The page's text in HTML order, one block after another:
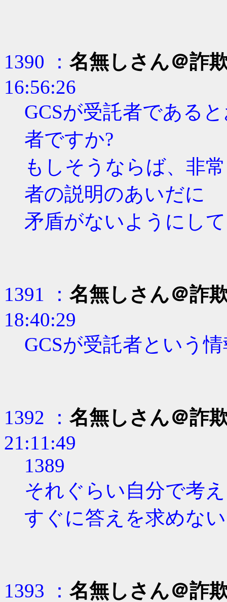
1390 ： 名無しさん＠詐
16:56:26
GCSが受託者である
者ですか?
もしそうならば、非
者の説明のあいだに
矛盾がないようにし
1391 ： 名無しさん＠詐
18:40:29
GCSが受託者という
1392 ： 名無しさん＠詐
21:11:49
1389
それぐらい自分で考
すぐに答えを求めない
1393 ： 名無しさん＠詐